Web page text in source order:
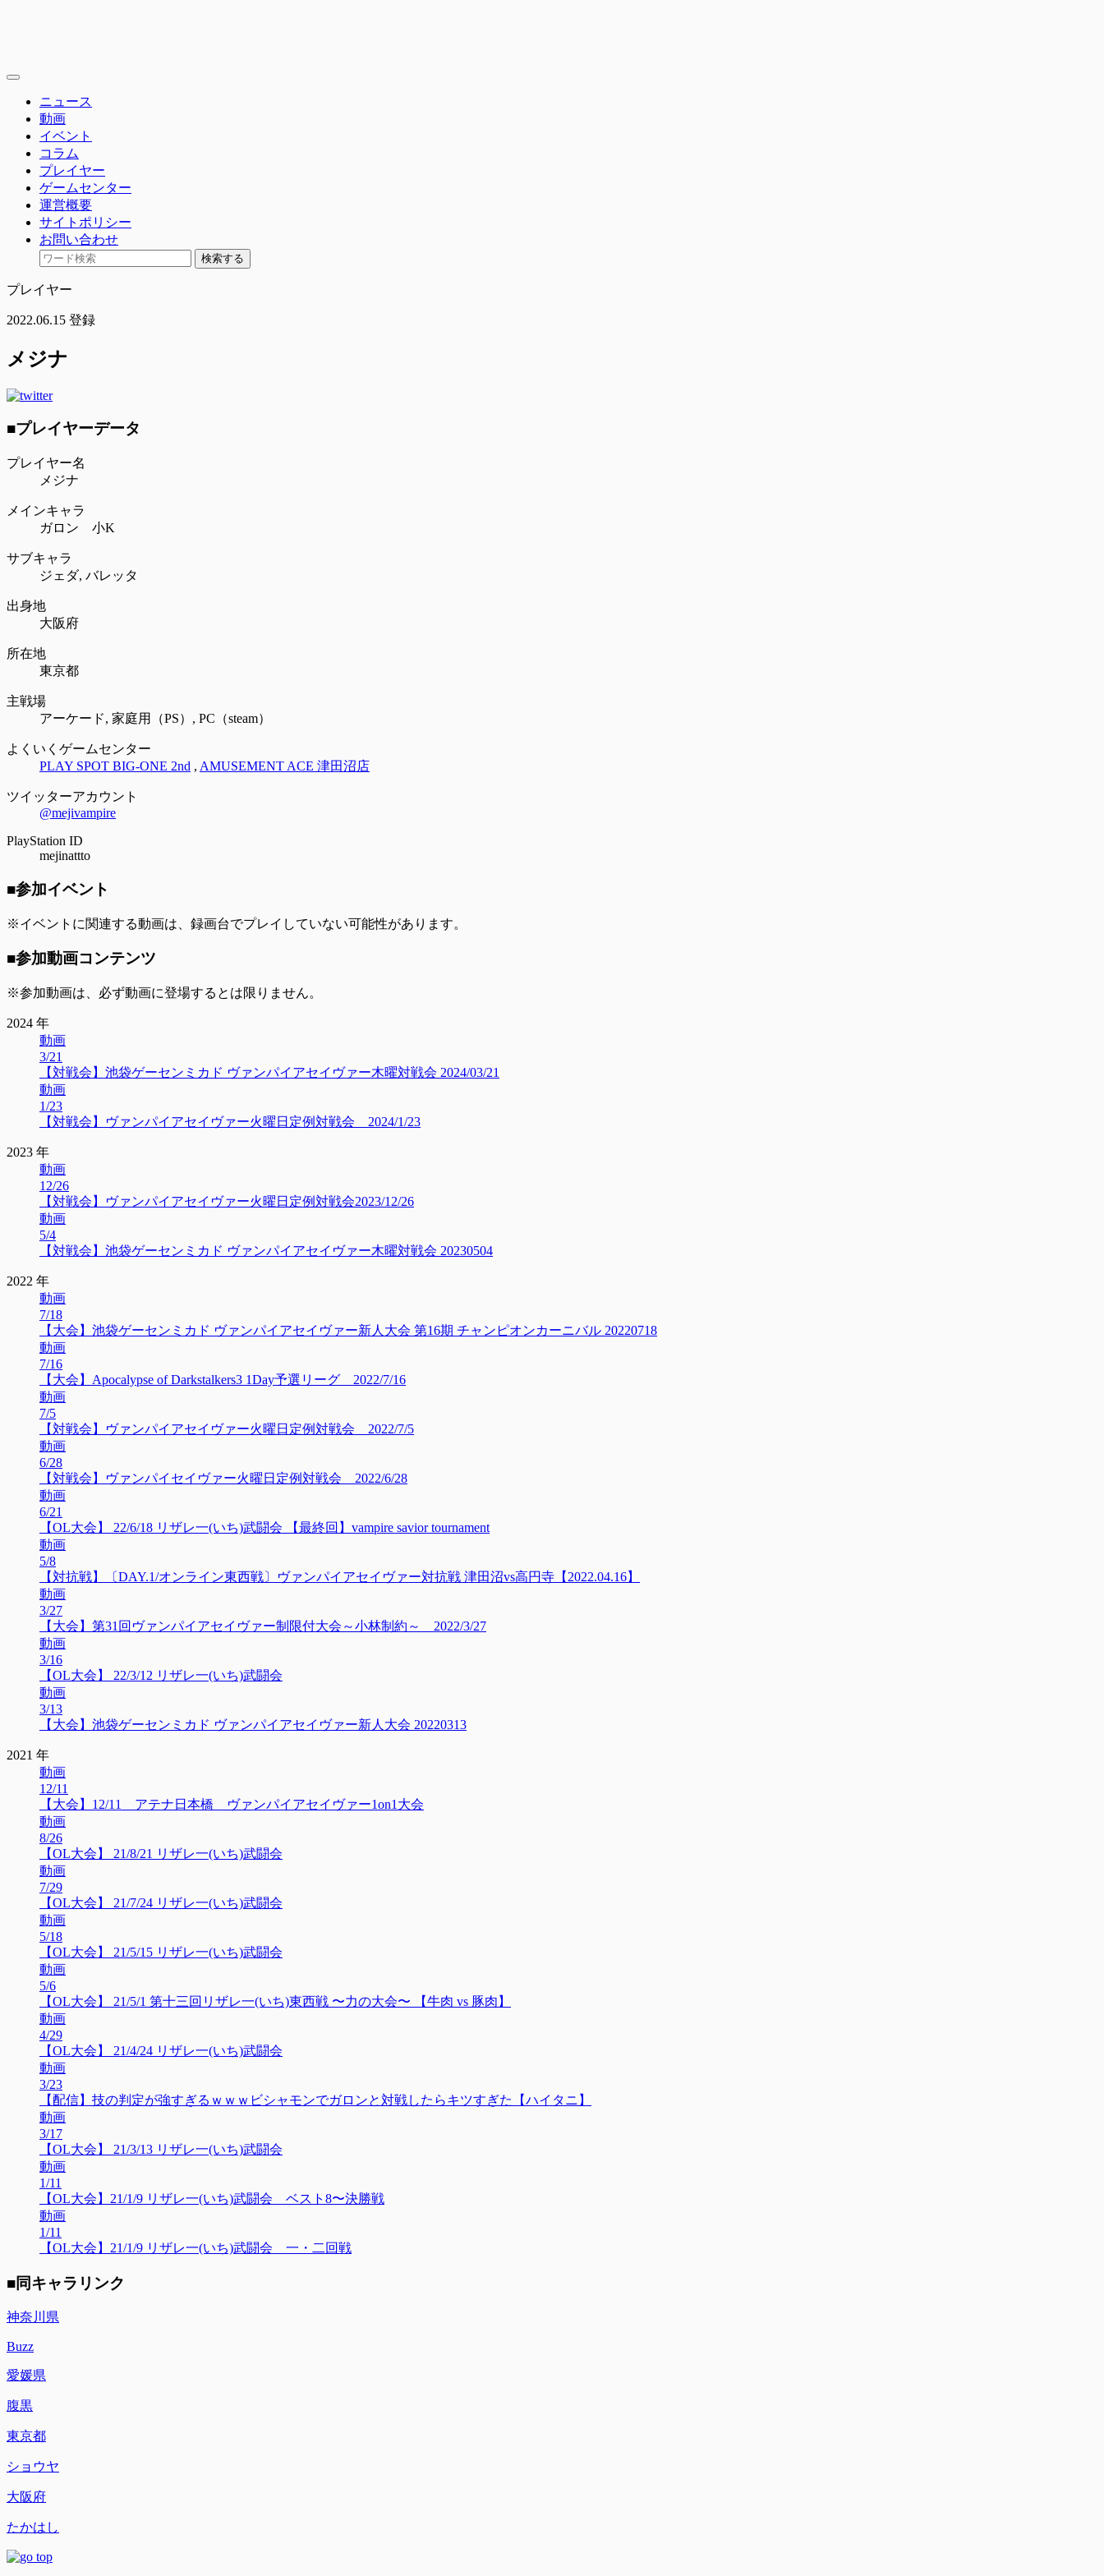
toggle
ニュース
動画
イベント
コラム
プレイヤー
ゲームセンター
運営概要
サイトポリシー
お問い合わせ
検索する
プレイヤー
2022.06.15 登録
メジナ
■プレイヤーデータ
プレイヤー名
メジナ
メインキャラ
ガロン 小K
サブキャラ
ジェダ, バレッタ
出身地
大阪府
所在地
東京都
主戦場
アーケード, 家庭用（PS）, PC（steam）
よくいくゲームセンター
PLAY SPOT BIG-ONE 2nd , AMUSEMENT ACE 津田沼店
ツイッターアカウント
@mejivampire
PlayStation ID
mejinattto
■参加イベント
※イベントに関連する動画は、録画台でプレイしていない可能性があります。
■参加動画コンテンツ
※参加動画は、必ず動画に登場するとは限りません。
2024 年
動画
3/21
【対戦会】池袋ゲーセンミカド ヴァンパイアセイヴァー木曜対戦会 2024/03/21
動画
1/23
【対戦会】ヴァンパイアセイヴァー火曜日定例対戦会 2024/1/23
2023 年
動画
12/26
【対戦会】ヴァンパイアセイヴァー火曜日定例対戦会2023/12/26
動画
5/4
【対戦会】池袋ゲーセンミカド ヴァンパイアセイヴァー木曜対戦会 20230504
2022 年
動画
7/18
【大会】池袋ゲーセンミカド ヴァンパイアセイヴァー新人大会 第16期 チャンピオンカーニバル 20220718
動画
7/16
【大会】Apocalypse of Darkstalkers3 1Day予選リーグ 2022/7/16
動画
7/5
【対戦会】ヴァンパイアセイヴァー火曜日定例対戦会 2022/7/5
動画
6/28
【対戦会】ヴァンパイセイヴァー火曜日定例対戦会 2022/6/28
動画
6/21
【OL大会】 22/6/18 リザレ一(いち)武闘会 【最終回】vampire savior tournament
動画
5/8
【対抗戦】〔DAY.1/オンライン東西戦〕ヴァンパイアセイヴァー対抗戦 津田沼vs高円寺【2022.04.16】
動画
3/27
【大会】第31回ヴァンパイアセイヴァー制限付大会～小林制約～ 2022/3/27
動画
3/16
【OL大会】 22/3/12 リザレ一(いち)武闘会
動画
3/13
【大会】池袋ゲーセンミカド ヴァンパイアセイヴァー新人大会 20220313
2021 年
動画
12/11
【大会】12/11 アテナ日本橋 ヴァンパイアセイヴァー1on1大会
動画
8/26
【OL大会】 21/8/21 リザレ一(いち)武闘会
動画
7/29
【OL大会】 21/7/24 リザレ一(いち)武闘会
動画
5/18
【OL大会】 21/5/15 リザレ一(いち)武闘会
動画
5/6
【OL大会】 21/5/1 第十三回リザレ一(いち)東西戦 〜力の大会〜 【牛肉 vs 豚肉】
動画
4/29
【OL大会】 21/4/24 リザレ一(いち)武闘会
動画
3/23
【配信】技の判定が強すぎるｗｗｗビシャモンでガロンと対戦したらキツすぎた【ハイタニ】
動画
3/17
【OL大会】 21/3/13 リザレ一(いち)武闘会
動画
1/11
【OL大会】21/1/9 リザレ一(いち)武闘会 ベスト8〜決勝戦
動画
1/11
【OL大会】21/1/9 リザレ一(いち)武闘会 一・二回戦
■同キャラリンク
神奈川県
Buzz
愛媛県
腹黒
東京都
ショウヤ
大阪府
たかはし